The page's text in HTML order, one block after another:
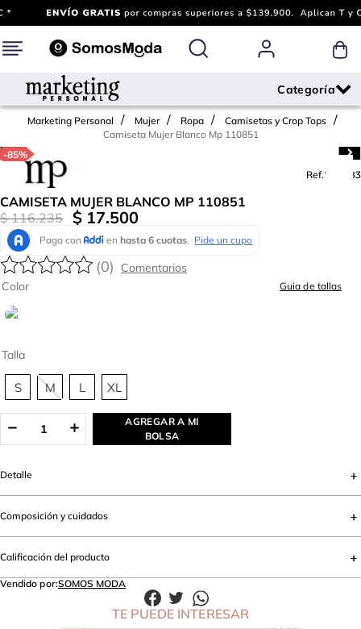
Marketing Personal Mujer Ropa
Camisetas y Crop Tops
Camiseta Mujer Blanco Mp 110851
-85%
Ref.775483
CAMISETA MUJER BLANCO MP 110851
$ 116.235 $ 17.500
(0)
Talla
S M L XL
Color Guia de tallas
AGREGAR A MI
BOLSA
Detalle
Composición y cuidados
Calificación del producto
Vendido por:SOMOS MODA
TE PUEDE INTERESAR